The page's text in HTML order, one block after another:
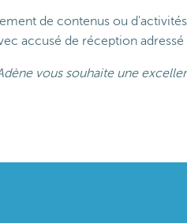
de contenus ou
accusé de réception
vous souhaite une